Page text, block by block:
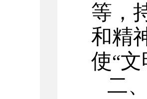
等，
和精
使“文
二